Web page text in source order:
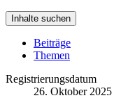
Inhalte suchen
Beiträge
Themen
Registrierungsdatum
26. Oktober 2025